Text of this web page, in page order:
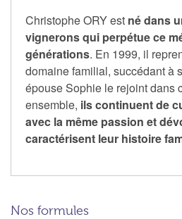
Christophe ORY est né dans
vignerons qui perpétue ce
générations. En 1999, il
domaine familial, succédant à
épouse Sophie le rejoint dans
ensemble, ils continuent de
avec la même passion et
caractérisent leur histoire
Nos formules